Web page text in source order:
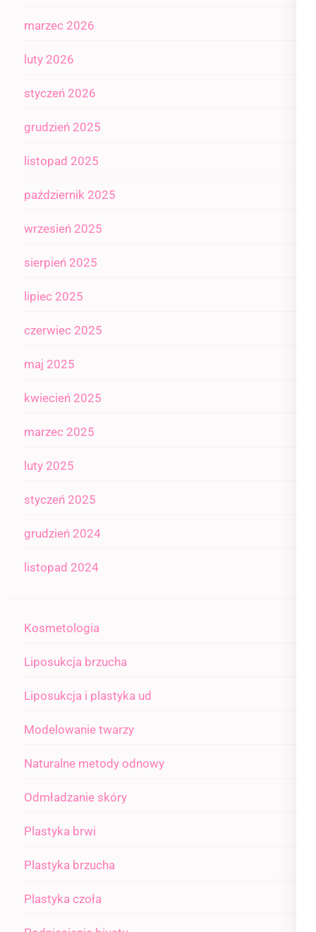
marzec 2026
luty 2026
styczeń 2026
grudzień 2025
listopad 2025
październik 2025
wrzesień 2025
sierpień 2025
lipiec 2025
czerwiec 2025
maj 2025
kwiecień 2025
marzec 2025
luty 2025
styczeń 2025
grudzień 2024
listopad 2024
Kosmetologia
Liposukcja brzucha
Liposukcja i plastyka ud
Modelowanie twarzy
Naturalne metody odnowy
Odmładzanie skóry
Plastyka brwi
Plastyka brzucha
Plastyka czoła